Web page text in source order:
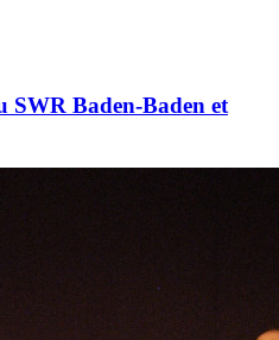
SWR Baden-Baden et